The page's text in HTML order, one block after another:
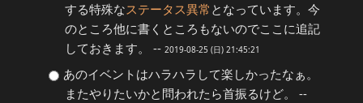
する特殊なステータス異常 となっています。今
のところ他に書くところもないのでここに追記
しておきます。 -- 2019-08-25 (日) 21:45:21
あのイベントはハラハラして楽しかったなぁ。
またやりたいかと問われたら首振るけど。 --